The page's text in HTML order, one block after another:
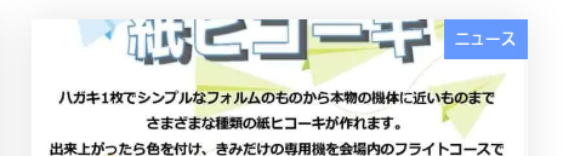
ニュース